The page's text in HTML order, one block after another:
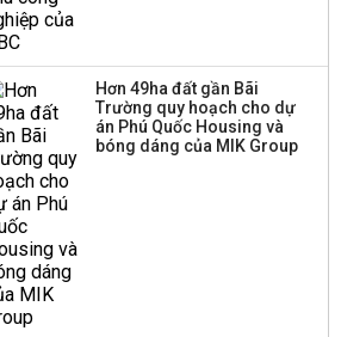
Hơn 49ha đất gần Bãi
Trường quy hoạch cho dự
án Phú Quốc Housing và
bóng dáng của MIK Group